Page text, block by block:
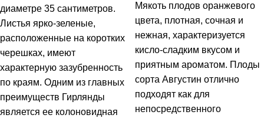
диаметре 35 сантиметров.
Листья ярко-зеленые,
расположенные на коротких
черешках, имеют
характерную зазубренность
по краям. Одним из главных
преимуществ Гирлянды
является ее колоновидная
Мякоть плодов оранжевого
цвета, плотная, сочная и
нежная, характеризуется
кисло-сладким вкусом и
приятным ароматом. Плоды
сорта Августин отлично
подходят как для
непосредственного